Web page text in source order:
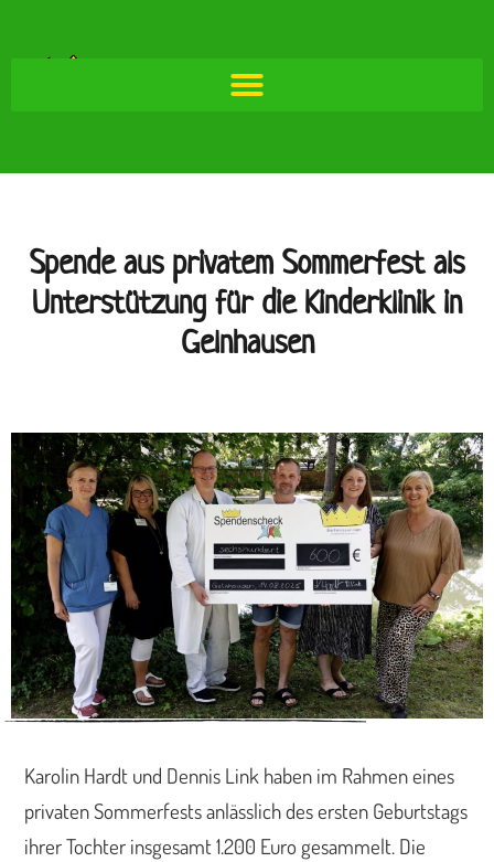
Spende aus privatem Sommerfest als
Unterstützung für die Kinderklinik in
Gelnhausen
Karolin Hardt und Dennis Link haben im Rahmen eines
privaten Sommerfests anlässlich des ersten Geburtstags
ihrer Tochter insgesamt 1.200 Euro gesammelt. Die